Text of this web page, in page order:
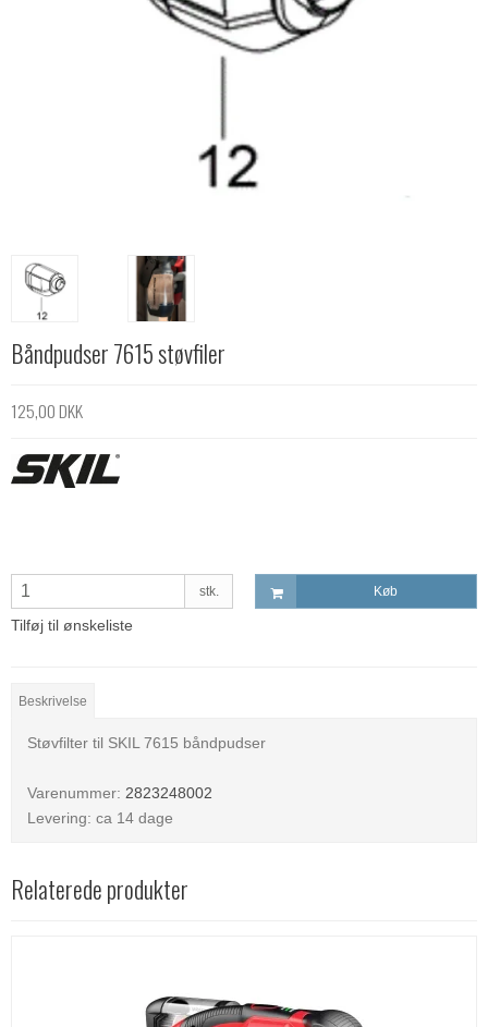
Båndpudser 7615 støvfiler
125,00 DKK
stk. Køb
Tilføj til ønskeliste
Beskrivelse
Støvfilter til SKIL 7615 båndpudser
Varenummer: 2823248002
Levering: ca 14 dage
Relaterede produkter